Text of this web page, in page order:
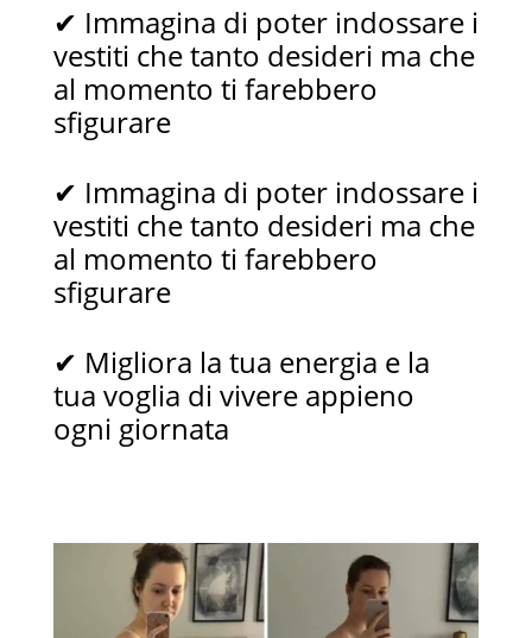
✔ Immagina di poter indossare i
vestiti che tanto desideri ma che
al momento ti farebbero
sfigurare
✔ Immagina di poter indossare i
vestiti che tanto desideri ma che
al momento ti farebbero
sfigurare
✔ Migliora la tua energia e la
tua voglia di vivere appieno
ogni giornata